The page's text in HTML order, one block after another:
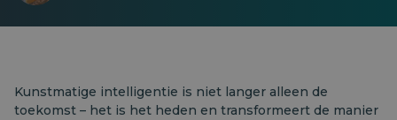
Kunstmatige intelligentie is niet langer alleen de
toekomst – het is het heden en transformeert de manier